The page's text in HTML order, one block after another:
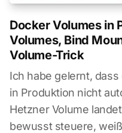
Docker Volumes in
Volumes, Bind
Volume-Trick
Ich habe gelernt,
in Produktion nicht
Hetzner Volume
bewusst steuere,